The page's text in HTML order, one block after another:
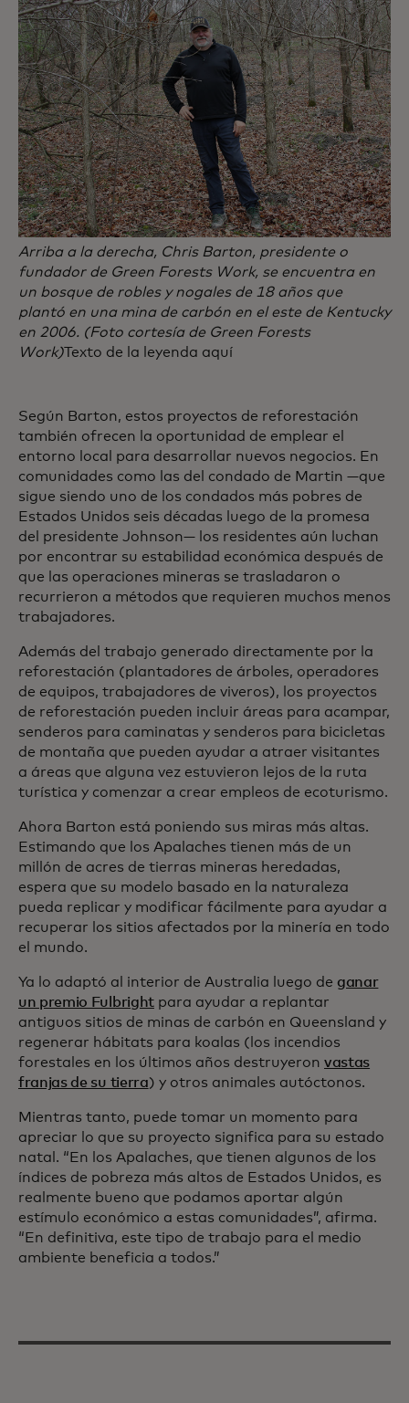
Arriba a la derecha, Chris Barton, presidente o
fundador de Green Forests Work, se encuentra en
un bosque de robles y nogales de 18 años que
plantó en una mina de carbón en el este de Kentucky
en 2006. (Foto cortesía de Green Forests
Work)Texto de la leyenda aquí
Según Barton, estos proyectos de reforestación
también ofrecen la oportunidad de emplear el
entorno local para desarrollar nuevos negocios. En
comunidades como las del condado de Martin —que
sigue siendo uno de los condados más pobres de
Estados Unidos seis décadas luego de la promesa
del presidente Johnson— los residentes aún luchan
por encontrar su estabilidad económica después de
que las operaciones mineras se trasladaron o
recurrieron a métodos que requieren muchos menos
trabajadores.
Además del trabajo generado directamente por la
reforestación (plantadores de árboles, operadores
de equipos, trabajadores de viveros), los proyectos
de reforestación pueden incluir áreas para acampar,
senderos para caminatas y senderos para bicicletas
de montaña que pueden ayudar a atraer visitantes
a áreas que alguna vez estuvieron lejos de la ruta
turística y comenzar a crear empleos de ecoturismo.
Ahora Barton está poniendo sus miras más altas.
Estimando que los Apalaches tienen más de un
millón de acres de tierras mineras heredadas,
espera que su modelo basado en la naturaleza
pueda replicar y modificar fácilmente para ayudar a
recuperar los sitios afectados por la minería en todo
el mundo.
Ya lo adaptó al interior de Australia luego de ganar
un premio Fulbrightpara ayudar a replantar
antiguos sitios de minas de carbón en Queensland y
regenerar hábitats para koalas (los incendios
forestales en los últimos años destruyeron vastas
franjas de su tierra) y otros animales autóctonos.
Mientras tanto, puede tomar un momento para
apreciar lo que su proyecto significa para su estado
natal. “En los Apalaches, que tienen algunos de los
índices de pobreza más altos de Estados Unidos, es
realmente bueno que podamos aportar algún
estímulo económico a estas comunidades”, afirma.
“En definitiva, este tipo de trabajo para el medio
ambiente beneficia a todos.”